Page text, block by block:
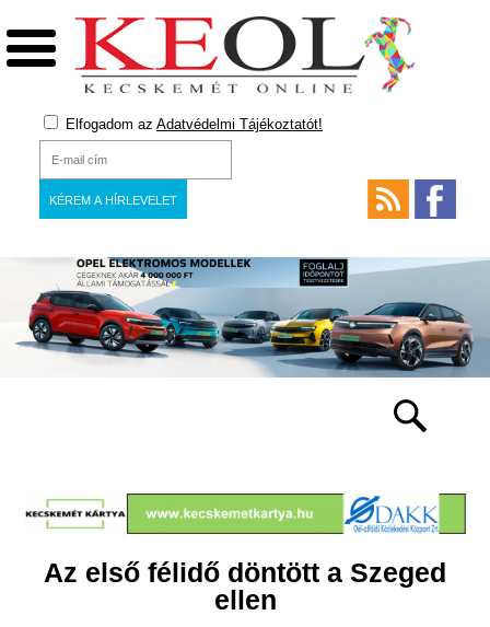
Elfogadom az Adatvédelmi Tájékoztatót!
Az első félidő döntött a Szeged
ellen